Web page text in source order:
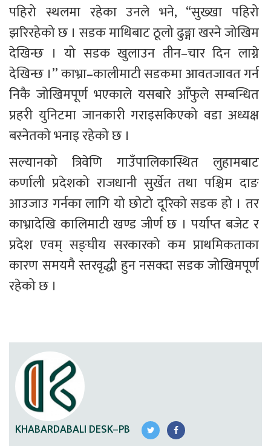
पहिरो स्थलमा रहेका उनले भने, “सुख्खा पहिरो
झरिरहेको छ । सडक माथिबाट ठूलो ढुङ्गा खस्ने जोखिम
देखिन्छ । यो सडक खुलाउन तीन–चार दिन लाग्ने
देखिन्छ ।’’ काभ्रा–कालीमाटी सडकमा आवतजावत गर्न
निकै जोखिमपूर्ण भएकाले यसबारे आँफुले सम्बन्धित
प्रहरी युनिटमा जानकारी गराइसकिएको वडा अध्यक्ष
बस्नेतको भनाइ रहेको छ ।
सल्यानको त्रिवेणि गाउँपालिकास्थित लुहामबाट
कर्णाली प्रदेशको राजधानी सुर्खेत तथा पश्चिम दाङ
आउजाउ गर्नका लागि यो छोटो दूरिको सडक हो । तर
काभ्रादेखि कालिमाटी खण्ड जीर्ण छ । पर्याप्त बजेट र
प्रदेश एवम् सङ्घीय सरकारको कम प्राथमिकताका
कारण समयमै स्तरवृद्धी हुन नसक्दा सडक जोखिमपूर्ण
रहेको छ ।
KHABARDABALI DESK–PB